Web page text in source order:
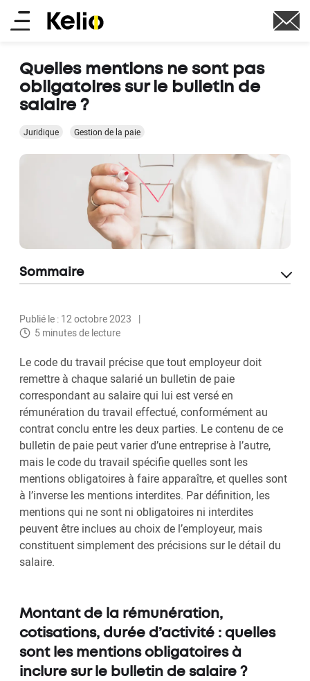
Aller
auMain
Quelles mentions ne sont pas
obligatoires sur le bulletin de
salaire ?
Juridique Gestion de la paie
Publié le : 12 octobre 2023
5 minutes de lecture
Le code du travail précise que tout employeur doit
remettre à chaque salarié un bulletin de paie
correspondant au salaire qui lui est versé en
rémunération du travail effectué, conformément au
contrat conclu entre les deux parties. Le contenu de ce
bulletin de paie peut varier d’une entreprise à l’autre,
mais le code du travail spécifie quelles sont les
mentions obligatoires à faire apparaître, et quelles sont
à l’inverse les mentions interdites. Par définition, les
mentions qui ne sont ni obligatoires ni interdites
peuvent être inclues au choix de l’employeur, mais
constituent simplement des précisions sur le détail du
salaire.
Montant de la rémunération,
cotisations, durée d’activité : quelles
sont les mentions obligatoires à
inclure sur le bulletin de salaire ?
Sommaire